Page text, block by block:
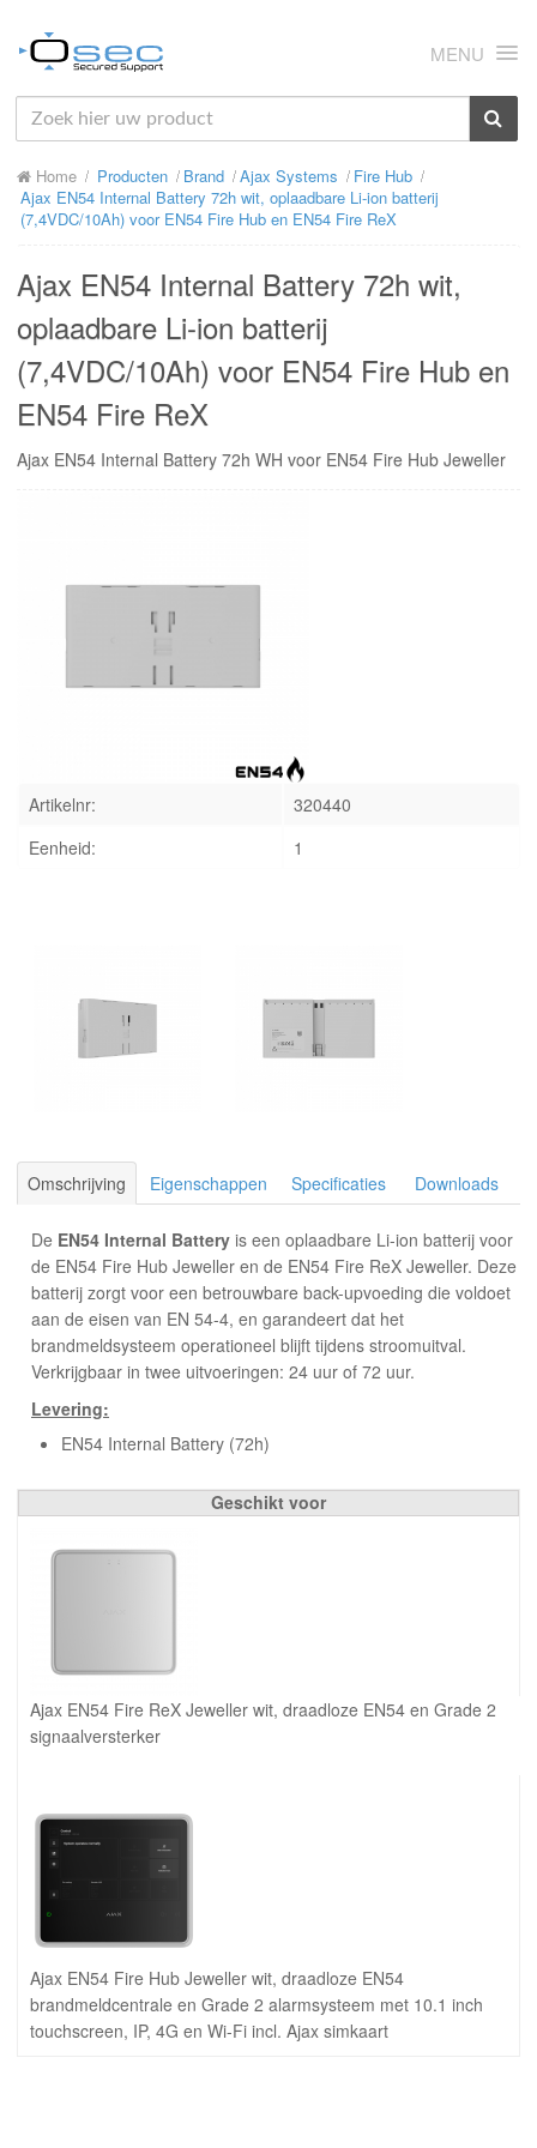
MENU
HOME
OVER ONS
PRODUCTEN
SUPPORT
RMA
Home Producten Brand Ajax Systems
Fire Hub
Ajax EN54 Internal Battery 72h wit, oplaadbare Li-ion batterij
(7,4VDC/10Ah) voor EN54 Fire Hub en EN54 Fire ReX
Ajax EN54 Internal Battery 72h wit,
oplaadbare Li-ion batterij
(7,4VDC/10Ah) voor EN54 Fire Hub en
EN54 Fire ReX
Ajax EN54 Internal Battery 72h WH voor EN54 Fire Hub Jeweller
Artikelnr:
320440
Eenheid:
1
Omschrijving Eigenschappen Specificaties Downloads
De EN54 Internal Battery is een oplaadbare Li-ion batterij voor
de EN54 Fire Hub Jeweller en de EN54 Fire ReX Jeweller. Deze
batterij zorgt voor een betrouwbare back-upvoeding die voldoet
aan de eisen van EN 54-4, en garandeert dat het
brandmeldsysteem operationeel blijft tijdens stroomuitval.
Verkrijgbaar in twee uitvoeringen: 24 uur of 72 uur.
Levering:
EN54 Internal Battery (72h)
Geschikt voor
Ajax EN54 Fire ReX Jeweller wit, draadloze EN54 en Grade 2
signaalversterker
Ajax EN54 Fire Hub Jeweller wit, draadloze EN54
brandmeldcentrale en Grade 2 alarmsysteem met 10.1 inch
touchscreen, IP, 4G en Wi-Fi incl. Ajax simkaart